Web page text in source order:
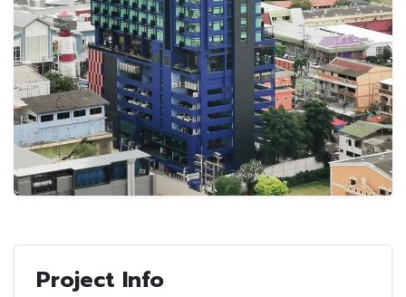
Project Info